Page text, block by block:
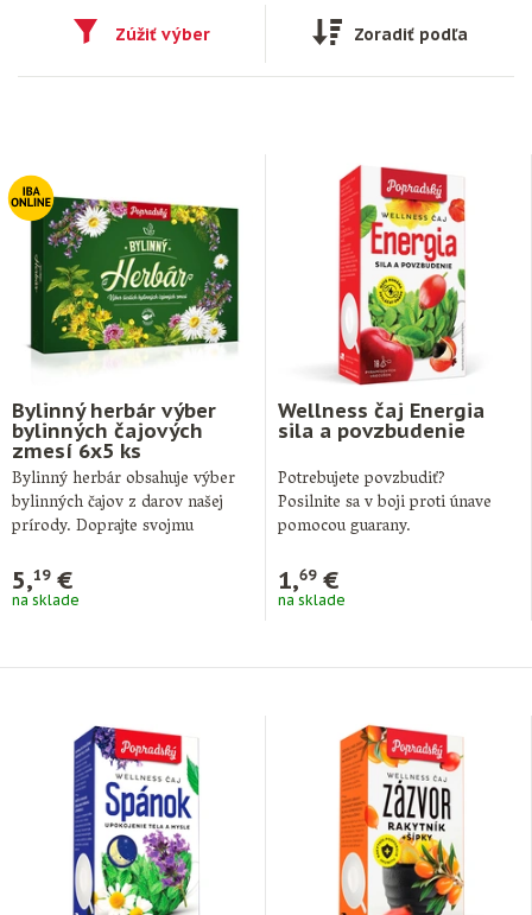
Zúžiť výber Zoradiť podľa
Bylinný herbár výber
bylinných čajových
zmesí 6x5 ks
Bylinný herbár obsahuje výber
bylinných čajov z darov našej
prírody. Doprajte svojmu
5,19€
na sklade
Wellness čaj Energia
sila a povzbudenie
Potrebujete povzbudiť?
Posilnite sa v boji proti únave
pomocou guarany.
nielen …
1,69€
na sklade